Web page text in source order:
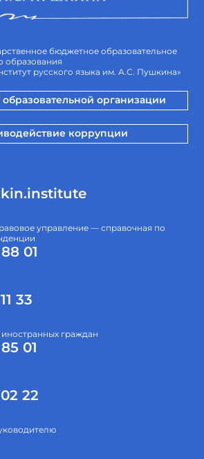
бюджетное образовательное
образования
русского языка им. А.С. Пушкина»
организации
коррупции
управление — справочная по
01
33
граждан
01
22